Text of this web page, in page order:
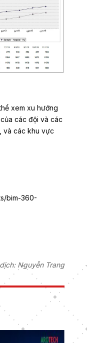
xem xu hướng
các đội và các
và các khu vực
bim-360-
Nguyễn Trang